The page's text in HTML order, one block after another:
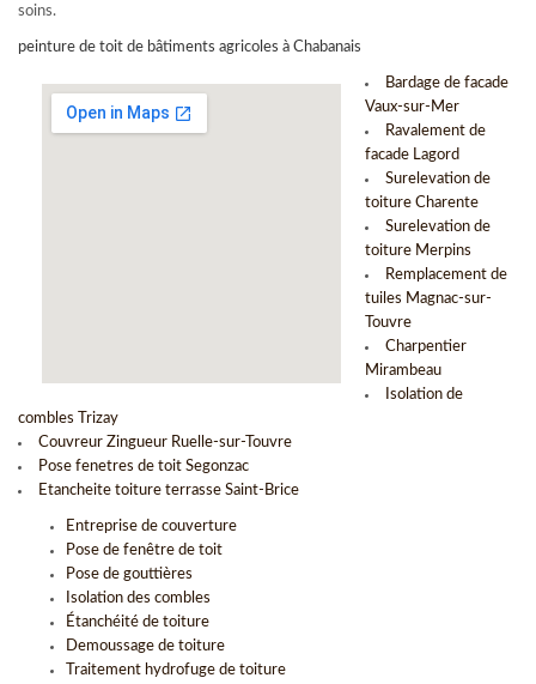
soins.
peinture de toit de bâtiments agricoles à Chabanais
Bardage de facade
Vaux-sur-Mer
Ravalement de
facade Lagord
Surelevation de
toiture Charente
Surelevation de
toiture Merpins
Remplacement de
tuiles Magnac-sur-
Touvre
Charpentier
Mirambeau
Isolation de
combles Trizay
Couvreur Zingueur Ruelle-sur-Touvre
Pose fenetres de toit Segonzac
Etancheite toiture terrasse Saint-Brice
Entreprise de couverture
Pose de fenêtre de toit
Pose de gouttières
Isolation des combles
Étanchéité de toiture
Demoussage de toiture
Traitement hydrofuge de toiture